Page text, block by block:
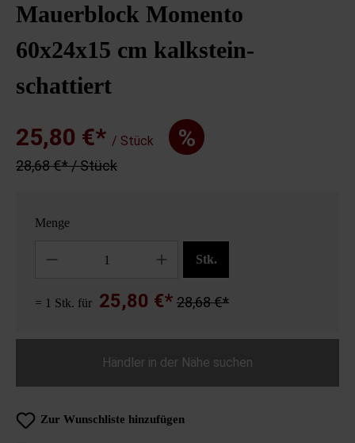
Mauerblock Momento
60x24x15 cm kalkstein-
schattiert
25,80 €* / Stück %
28,68 €* / Stück
Menge
Stk.
= 1 Stk. für 25,80 €* 28,68 €*
Händler in der Nähe suchen
Zur Wunschliste hinzufügen